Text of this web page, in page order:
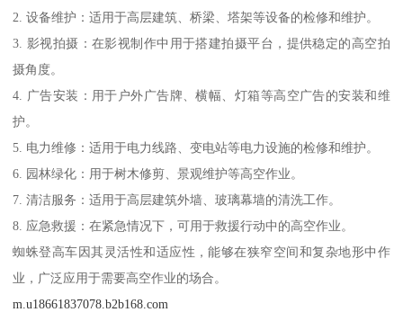
2. 设备维护：适用于高层建筑、桥梁、塔架等设备的检修和维护。
3. 影视拍摄：在影视制作中用于搭建拍摄平台，提供稳定的高空拍
摄角度。
4. 广告安装：用于户外广告牌、横幅、灯箱等高空广告的安装和维
护。
5. 电力维修：适用于电力线路、变电站等电力设施的检修和维护。
6. 园林绿化：用于树木修剪、景观维护等高空作业。
7. 清洁服务：适用于高层建筑外墙、玻璃幕墙的清洗工作。
8. 应急救援：在紧急情况下，可用于救援行动中的高空作业。
蜘蛛登高车因其灵活性和适应性，能够在狭窄空间和复杂地形中作
业，广泛应用于需要高空作业的场合。
m.u18661837078.b2b168.com